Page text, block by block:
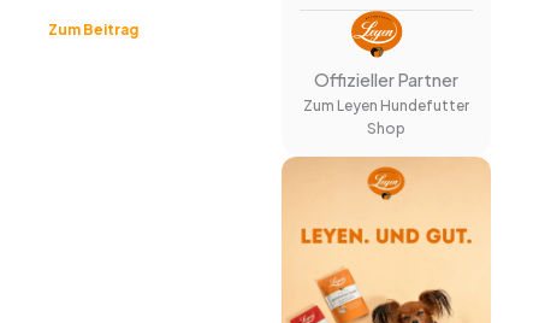
Zum Beitrag
Offizieller Partner
Zum Leyen Hundefutter
Shop